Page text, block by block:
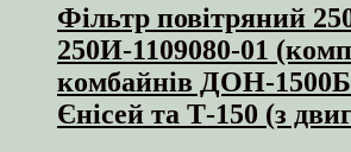
Фільтр повітряний
250И-1109080-01
комбайнів ДОН-
Єнісей та Т-150 (з